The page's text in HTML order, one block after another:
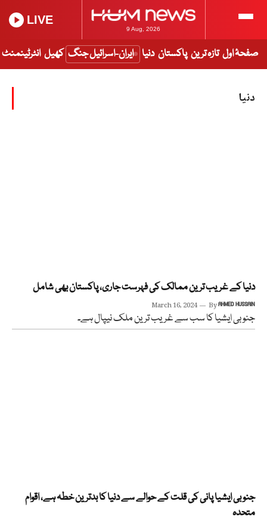
9 Aug, 2026
LIVE
صفحۂ اول تازہ ترین پاکستان دنیا ایران-اسرائیل جنگ کھیل انٹرٹینمنٹ
دنیا
دنیا کے غریب ترین ممالک کی فہرست جاری، پاکستان بھی شامل
March 16, 2024 ByAHMED HUSSAIN
جنوبی ایشیا کا سب سے غریب ترین ملک نیپال ہے۔
جنوبی ایشیا پانی کی قلت کے حوالے سے دنیا کا بدترین خطہ ہے، اقوام
متحدہ